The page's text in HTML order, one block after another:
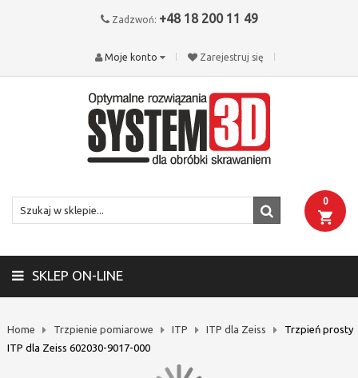
Zadzwoń: +48 18 200 11 49
Zarejestruj się
Moje konto
0
SKLEP ON-LINE
Home Trzpienie pomiarowe ITP ITP dla Zeiss
Trzpień prosty
ITP dla Zeiss 602030-9017-000